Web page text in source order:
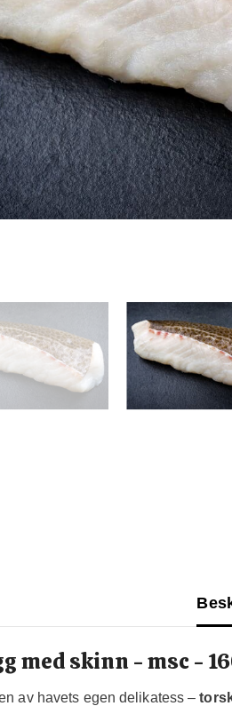
med skinn - msc -
av havets egen delikatess –